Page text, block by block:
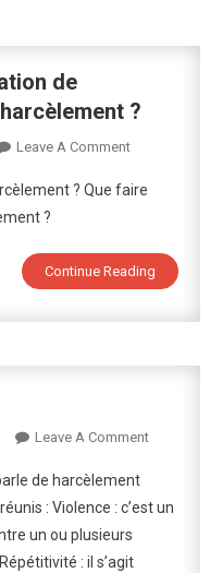
de
?
Leave A CommentOn
Faire
Une
?
? Que faire
?
Continue Reading
Leave A CommentOn
de harcèlement
: Violence : c’est un
un ou plusieurs
: il s’agit